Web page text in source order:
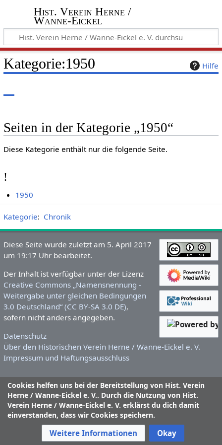
Hist. Verein Herne /
Wanne-Eickel
Hilfe
Kategorie:1950
Seiten in der Kategorie „1950“
Diese Kategorie enthält nur die folgende Seite.
!
1950
Kategorie: Chronik
Cookies helfen uns bei der Bereitstellung von Hist. Verein
Herne / Wanne-Eickel e. V.. Durch die Nutzung von Hist.
Verein Herne / Wanne-Eickel e. V. erklärst du dich damit
einverstanden, dass wir Cookies speichern.
Weitere Informationen Okay
Diese Seite wurde zuletzt am 5. April 2017
um 19:17 Uhr bearbeitet.
Der Inhalt ist verfügbar unter der Lizenz
Creative Commons „Namensnennung -
Weitergabe unter gleichen Bedingungen
3.0 Deutschland“ (CC BY-SA 3.0 DE),
sofern nicht anders angegeben.
Datenschutz
Über den Historischen Verein Herne / Wanne-Eickel e. V.
Impressum und Haftungsausschluss